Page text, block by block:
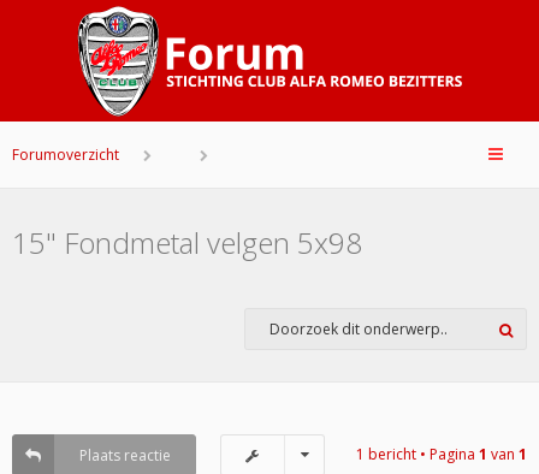
Forumoverzicht
15" Fondmetal velgen 5x98
Plaats reactie 1 bericht • Pagina 1 van 1